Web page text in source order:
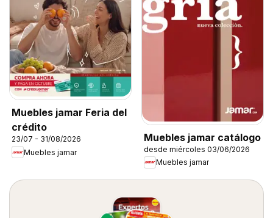
Muebles jamar Feria del
crédito
23/07 - 31/08/2026
Muebles jamar
Muebles jamar catálogo
desde miércoles 03/06/2026
Muebles jamar